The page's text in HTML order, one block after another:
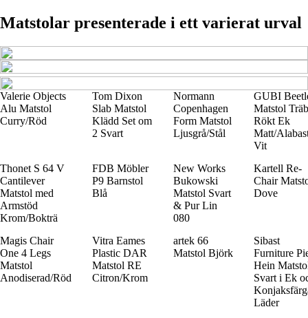
Matstolar presenterade i ett varierat urval
Valerie Objects
Alu Matstol
Curry/Röd
Tom Dixon
Slab Matstol
Klädd Set om
2 Svart
Normann
Copenhagen
Form Matstol
Ljusgrå/Stål
GUBI
Matstol
Rökt Ek
Matt/
Vit
Thonet S 64 V
Cantilever
Matstol med
Armstöd
Krom/Bokträ
FDB Möbler
P9 Barnstol
Blå
New Works
Bukowski
Matstol Svart
& Pur Lin
080
Kartell Re-
Chair
Dove
Magis Chair
One 4 Legs
Matstol
Anodiserad/Röd
Vitra Eames
Plastic DAR
Matstol RE
Citron/Krom
artek 66
Matstol Björk
Sibast
Furniture
Hein
Svart i Ek
Läder